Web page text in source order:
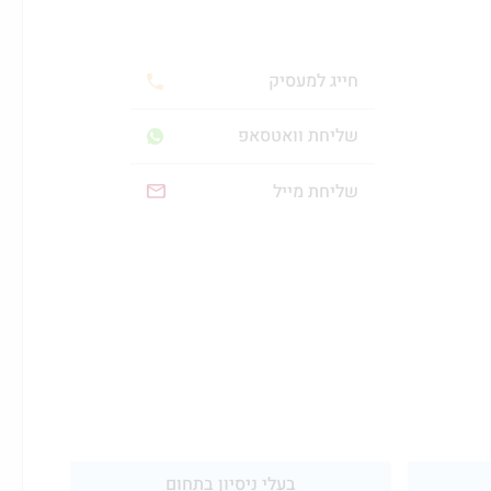
חייג למעסיק
שליחת וואטסאפ
שליחת מייל
בעלי ניסיון בתחום